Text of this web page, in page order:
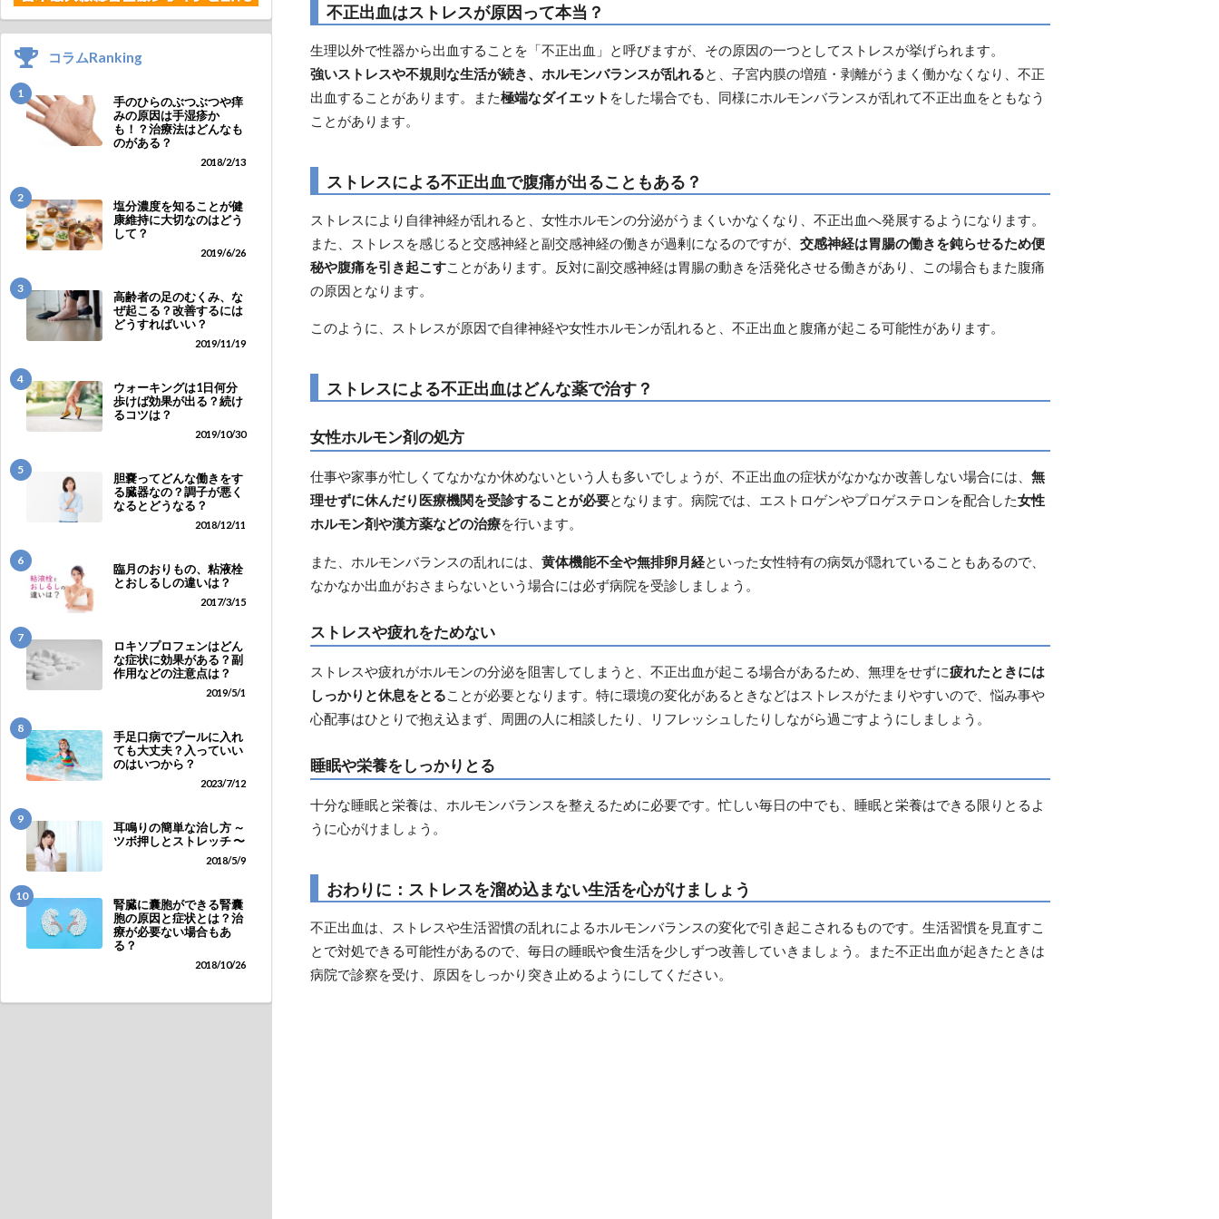
コラムRanking
1
手のひらのぶつぶつや痒
みの原因は手湿疹か
も！？治療法はどんなも
のがある？
2018/2/13
2
塩分濃度を知ることが健
康維持に大切なのはどう
して？
2019/6/26
3
高齢者の足のむくみ、な
ぜ起こる？改善するには
どうすればいい？
2019/11/19
4
ウォーキングは1日何分
歩けば効果が出る？続け
るコツは？
2019/10/30
5
胆嚢ってどんな働きをす
る臓器なの？調子が悪く
なるとどうなる？
2018/12/11
6
臨月のおりもの、粘液栓
とおしるしの違いは？
2017/3/15
7
ロキソプロフェンはどん
な症状に効果がある？副
作用などの注意点は？
2019/5/1
8
手足口病でプールに入れ
ても大丈夫？入っていい
のはいつから？
2023/7/12
9
耳鳴りの簡単な治し方 ～
ツボ押しとストレッチ 〜
2018/5/9
10
腎臓に囊胞ができる腎囊
胞の原因と症状とは？治
療が必要ない場合もあ
る？
2018/10/26
不正出血はストレスが原因って本当？
生理以外で性器から出血することを「不正出血」と呼びますが、その原因の一つとしてストレスが挙げられます。
強いストレスや不規則な生活が続き、ホルモンバランスが乱れると、子宮内膜の増殖・剥離がうまく働かなくなり、不正
出血することがあります。また極端なダイエット をした場合でも、同様にホルモンバランスが乱れて不正出血をともなう
ことがあります。
ストレスによる不正出血で腹痛が出ることもある？
ストレスにより自律神経が乱れると、女性ホルモンの分泌がうまくいかなくなり、不正出血へ発展するようになります。
また、ストレスを感じると交感神経と副交感神経の働きが過剰になるのですが、 交感神経は胃腸の働きを鈍らせるため便
秘や腹痛を引き起こすことがあります。反対に副交感神経は胃腸の動きを活発化させる働きがあり、この場合もまた腹痛
の原因となります。
このように、ストレスが原因で自律神経や女性ホルモンが乱れると、不正出血と腹痛が起こる可能性があります。
ストレスによる不正出血はどんな薬で治す？
女性ホルモン剤の処方
仕事や家事が忙しくてなかなか休めないという人も多いでしょうが、不正出血の症状がなかなか改善しない場合には、 無
理せずに休んだり医療機関を受診することが必要となります。病院では、エストロゲンやプロゲステロンを配合した女性
ホルモン剤や漢方薬などの治療を行います。
また、ホルモンバランスの乱れには、 黄体機能不全や無排卵月経といった女性特有の病気が隠れていることもあるので、
なかなか出血がおさまらないという場合には必ず病院を受診しましょう。
ストレスや疲れをためない
ストレスや疲れがホルモンの分泌を阻害してしまうと、不正出血が起こる場合があるため、無理をせずに疲れたときには
しっかりと休息をとることが必要となります。特に環境の変化があるときなどはストレスがたまりやすいので、悩み事や
心配事はひとりで抱え込まず、周囲の人に相談したり、リフレッシュしたりしながら過ごすようにしましょう。
睡眠や栄養をしっかりとる
十分な睡眠と栄養は、ホルモンバランスを整えるために必要です。忙しい毎日の中でも、睡眠と栄養はできる限りとるよ
うに心がけましょう。
おわりに：ストレスを溜め込まない生活を心がけましょう
不正出血は、ストレスや生活習慣の乱れによるホルモンバランスの変化で引き起こされるものです。生活習慣を見直すこ
とで対処できる可能性があるので、毎日の睡眠や食生活を少しずつ改善していきましょう。また不正出血が起きたときは
病院で診察を受け、原因をしっかり突き止めるようにしてください。